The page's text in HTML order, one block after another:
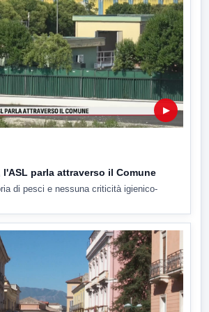
▶
l'ASL parla attraverso il Comune
di pesci e nessuna criticità igienico-